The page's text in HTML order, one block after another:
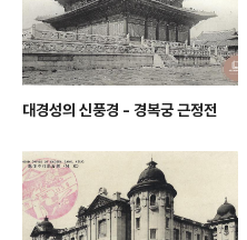
대경성의 신풍경 - 경복궁 근정전